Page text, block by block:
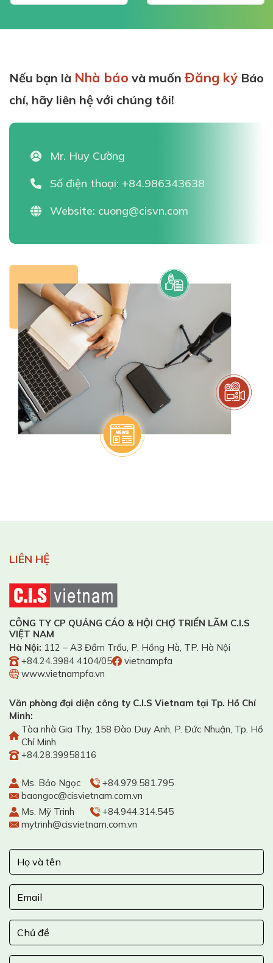
Nếu bạn là Nhà báo và muốnĐăng ký Báo
chí, hãy liên hệ với chúng tôi!
Mr. Huy Cường
Số điện thoại: +84.986343638
Website: cuong@cisvn.com
LIÊN HỆ
CÔNG TY CP QUẢNG CÁO & HỘI CHỢ TRIỂN LÃM C.I.S
VIỆT NAM
Hà Nội: 112 – A3 Đầm Trấu, P. Hồng Hà, TP. Hà Nội
+84.24.3984 4104/05
vietnampfa
www.vietnampfa.vn
Văn phòng đại diện công ty C.I.S Vietnam tại Tp. Hồ Chí
Minh:
Tòa nhà Gia Thy, 158 Đào Duy Anh, P. Đức Nhuận, Tp. Hồ
Chí Minh
+84.28.39958116
Ms. Bảo Ngọc
+84.979.581.795
baongoc@cisvietnam.com.vn
Ms. Mỹ Trinh
+84.944.314.545
mytrinh@cisvietnam.com.vn